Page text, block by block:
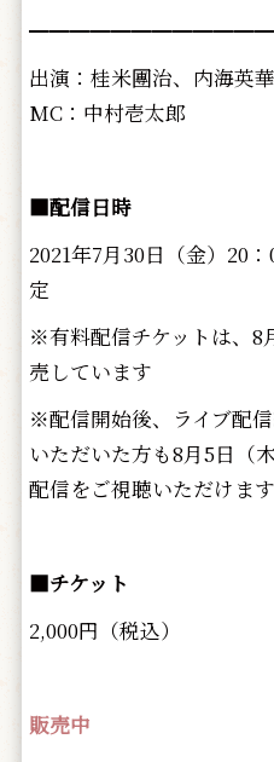
出演：桂米團治、内海英華
MC：中村壱太郎
■配信日時
2021年7月30日（金）20
定
※有料配信チケットは、8
売しています
※配信開始後、ライブ配
いただいた方も8月5日（
配信をご視聴いただけます
■チケット
2,000円（税込）
販売中